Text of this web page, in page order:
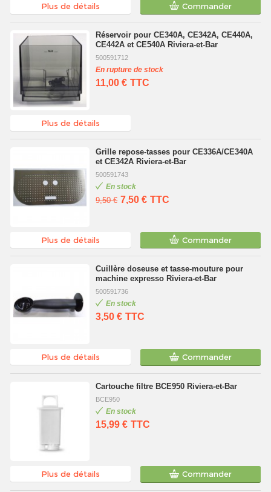
Plus de détails Commander
Réservoir pour CE340A, CE342A, CE440A,
CE442A et CE540A Riviera-et-Bar
500591712
En rupture de stock
11,00 € TTC
Plus de détails
Grille repose-tasses pour CE336A/CE340A
et CE342A Riviera-et-Bar
500591743
En stock
9,50 € 7,50 € TTC
Plus de détails Commander
Cuillère doseuse et tasse-mouture pour
machine expresso Riviera-et-Bar
500591736
En stock
3,50 € TTC
Plus de détails Commander
Cartouche filtre BCE950 Riviera-et-Bar
BCE950
En stock
15,99 € TTC
Plus de détails Commander